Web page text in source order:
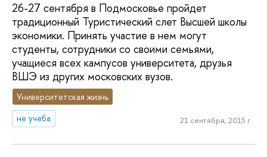
26-27 сентября в Подмосковье пройдет
традиционный Туристический слет Высшей школы
экономики. Принять участие в нем могут
студенты, сотрудники со своими семьями,
учащиеся всех кампусов университета, друзья
ВШЭ из других московских вузов.
Университетская жизнь
не учеба
21 сентября, 2015 г.